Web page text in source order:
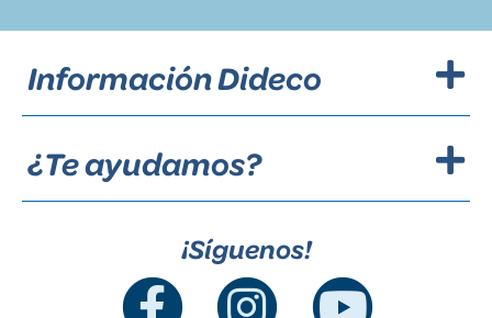
Información Dideco
¿Te ayudamos?
¡Síguenos!